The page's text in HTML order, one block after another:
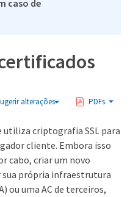
caso de
alterações PDFs
utiliza criptografia SSL para
cliente. Embora isso
cabo, criar um novo
sua própria infraestrutura
ou uma AC de terceiros,